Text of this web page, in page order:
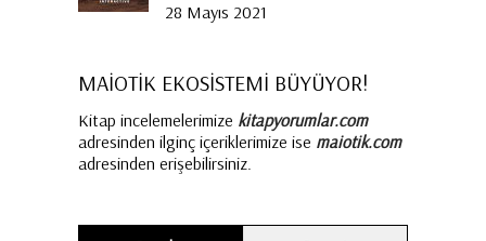
28 Mayıs 2021
MAİOTİK EKOSİSTEMİ BÜYÜYOR!
Kitap incelemelerimize kitapyorumlar.com
adresinden ilginç içeriklerimize ise maiotik.com
adresinden erişebilirsiniz.